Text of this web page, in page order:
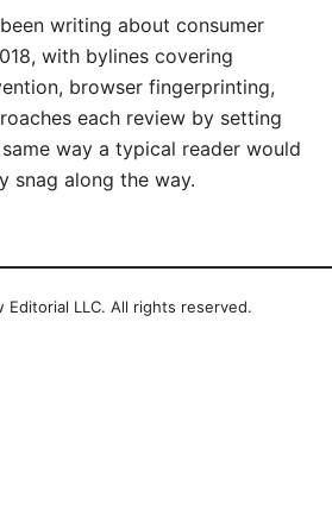
writing about consumer
with bylines covering
browser fingerprinting,
each review by setting
way a typical reader would
snag along the way.
LLC. All rights reserved.